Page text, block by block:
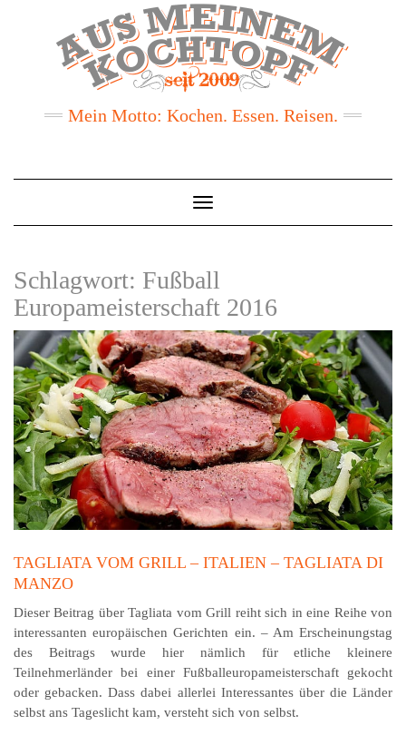
Mein Motto: Kochen. Essen. Reisen.
Toggle
Navigation
Schlagwort: Fußball
Europameisterschaft 2016
TAGLIATA VOM GRILL – ITALIEN – TAGLIATA DI
MANZO
Dieser Beitrag über Tagliata vom Grill reiht sich in eine Reihe von
interessanten europäischen Gerichten ein. – Am Erscheinungstag
des Beitrags wurde hier nämlich für etliche kleinere
Teilnehmerländer bei einer Fußballeuropameisterschaft gekocht
oder gebacken. Dass dabei allerlei Interessantes über die Länder
selbst ans Tageslicht kam, versteht sich von selbst.